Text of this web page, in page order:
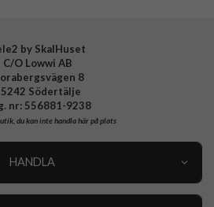
by SkalHuset
C/O Lowwi AB
8
Södertälje
nr: 556881-9238
du kan inte handla här på plats
HANDLA